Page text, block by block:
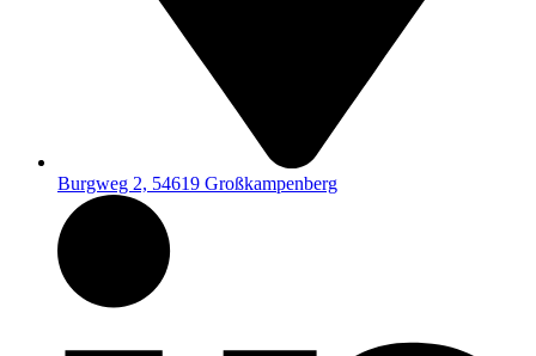
Burgweg 2, 54619 Großkampenberg